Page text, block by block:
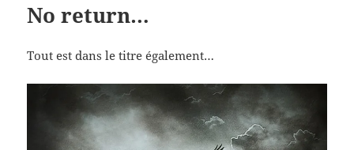
No return…
Tout est dans le titre également…